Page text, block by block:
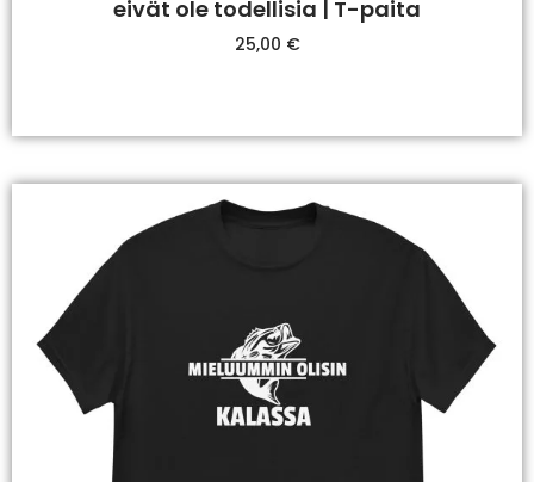
eivät ole todellisia | T-paita
25,00 €